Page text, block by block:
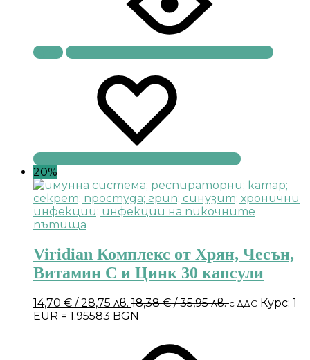
Купи
20%
Viridian Комплекс от Хрян, Чесън,
Витамин С и Цинк 30 капсули
14,70 € / 28,75 лв. 18,38€/ 35,95 лв.с ДДС Курс: 1
EUR = 1.95583 BGN